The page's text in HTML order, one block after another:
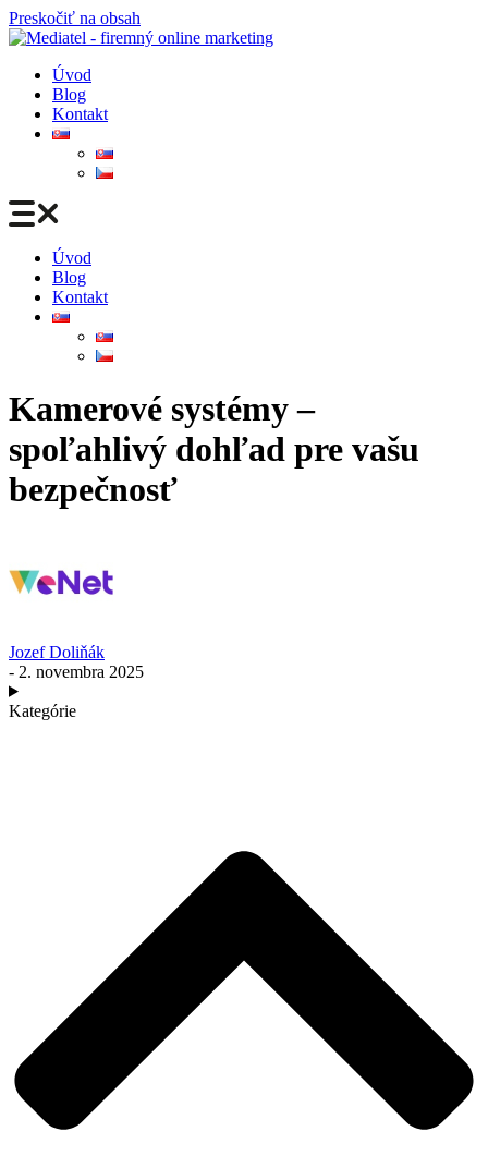
Preskočiť na obsah
Úvod
Blog
Kontakt
Úvod
Blog
Kontakt
Kamerové systémy –
spoľahlivý dohľad pre vašu
bezpečnosť
Jozef Doliňák
- 2. novembra 2025
Kategórie